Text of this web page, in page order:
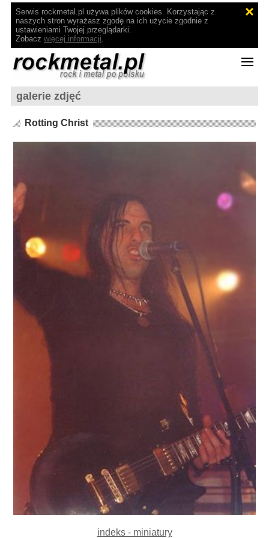
Serwis rockmetal.pl używa plików cookies. Korzystając z
naszych stron wyrażasz zgodę na ich użycie zgodnie z
ustawieniami Twojej przeglądarki.
Zobacz więcej informacji.
galerie zdjęć
Rotting Christ
indeks - miniatury